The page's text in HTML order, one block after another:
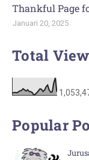
Thankful Page
Januari 20, 2025
Total
Popular